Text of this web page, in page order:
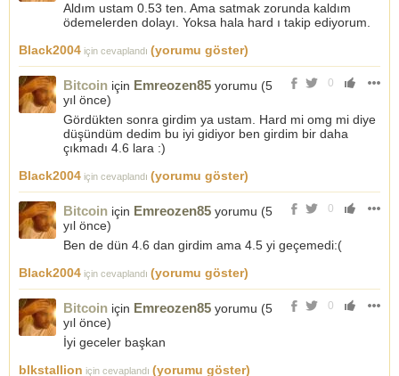
Aldım ustam 0.53 ten. Ama satmak zorunda kaldım
ödemelerden dolayı. Yoksa hala hard ı takip ediyorum.
Black2004 için cevaplandı (yorumu göster)
0
Bitcoin için Emreozen85 yorumu (5
yıl önce)
Gördükten sonra girdim ya ustam. Hard mi omg mi diye
düşündüm dedim bu iyi gidiyor ben girdim bir daha
çıkmadı 4.6 lara :)
Black2004 için cevaplandı (yorumu göster)
0
Bitcoin için Emreozen85 yorumu (5
yıl önce)
Ben de dün 4.6 dan girdim ama 4.5 yi geçemedi:(
Black2004 için cevaplandı (yorumu göster)
0
Bitcoin için Emreozen85 yorumu (5
yıl önce)
İyi geceler başkan
blkstallion için cevaplandı (yorumu göster)